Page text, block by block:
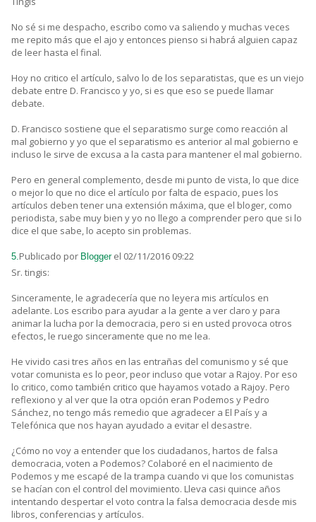
No sé si me despacho, escribo como va saliendo y muchas veces
me repito más que el ajo y entonces pienso si habrá alguien capaz
de leer hasta el final.
Hoy no critico el artículo, salvo lo de los separatistas, que es un viejo
debate entre D. Francisco y yo, si es que eso se puede llamar
debate.
D. Francisco sostiene que el separatismo surge como reacción al
mal gobierno y yo que el separatismo es anterior al mal gobierno e
incluso le sirve de excusa a la casta para mantener el mal gobierno.
Pero en general complemento, desde mi punto de vista, lo que dice
o mejor lo que no dice el artículo por falta de espacio, pues los
artículos deben tener una extensión máxima, que el bloger, como
periodista, sabe muy bien y yo no llego a comprender pero que si lo
dice el que sabe, lo acepto sin problemas.
5.Publicado por Blogger el 02/11/2016 09:22
Sr. tingis:
Sinceramente, le agradecería que no leyera mis artículos en
adelante. Los escribo para ayudar a la gente a ver claro y para
animar la lucha por la democracia, pero si en usted provoca otros
efectos, le ruego sinceramente que no me lea.
He vivido casi tres años en las entrañas del comunismo y sé que
votar comunista es lo peor, peor incluso que votar a Rajoy. Por eso
lo critico, como también critico que hayamos votado a Rajoy. Pero
reflexiono y al ver que la otra opción eran Podemos y Pedro
Sánchez, no tengo más remedio que agradecer a El País y a
Telefónica que nos hayan ayudado a evitar el desastre.
¿Cómo no voy a entender que los ciudadanos, hartos de falsa
democracia, voten a Podemos? Colaboré en el nacimiento de
Podemos y me escapé de la trampa cuando vi que los comunistas
se hacían con el control del movimiento. Lleva casi quince años
intentando despertar el voto contra la falsa democracia desde mis
libros, conferencias y artículos.